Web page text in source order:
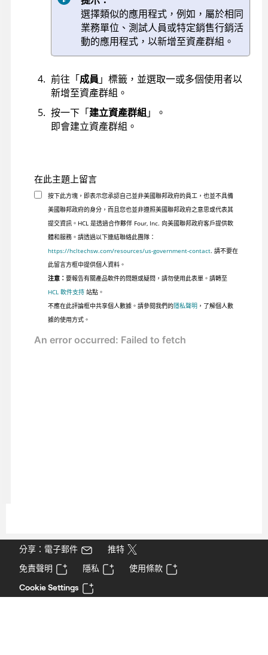
選擇類似的應用程式，例如，屬於相同
業務單位、測試人員或特定銷售行銷活
動的應用程式，以新增至資產群組。
前往「成員 」標籤，並選取一或多個使用者以
新增至資產群組。
按一下「建立資產群組」。
即會建立資產群組。
在此主題上留言
按下此方塊，即表示您承認自己並非美國聯邦政府的員工，也並不具備
美國聯邦政府的身分，而且您也並非遵照美國聯邦政府之意思或代表其
提交資訊。HCL 是透過合作夥伴 Four, Inc. 向美國聯邦政府客戶提供軟
體和服務。請透過以下連結聯絡此團隊：
https://hcltechsw.com/resources/us-government-contact. 請不要在
此留言方框中提供個人資料。
注意： 要報告有關產品軟件的問題或疑問，請勿使用此表單。請轉至
HCL 軟件支持站點。
不應在此評論框中共享個人數據。請參閱我們的隱私聲明 ，了解個人數
據的使用方式。
分享：電子郵件
推特
免責聲明
隱私
使用條款
Cookie Settings